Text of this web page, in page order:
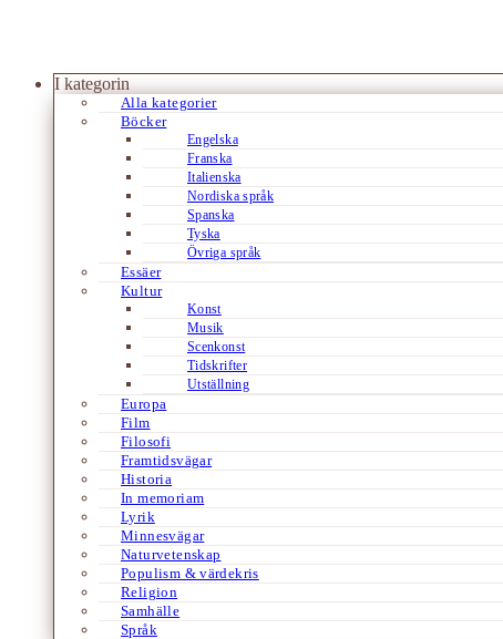
I kategorin
Alla kategorier
Böcker
Engelska
Franska
Italienska
Nordiska språk
Spanska
Tyska
Övriga språk
Essäer
Kultur
Konst
Musik
Scenkonst
Tidskrifter
Utställning
Europa
Film
Filosofi
Framtidsvägar
Historia
In memoriam
Lyrik
Minnesvägar
Naturvetenskap
Populism & värdekris
Religion
Samhälle
Språk